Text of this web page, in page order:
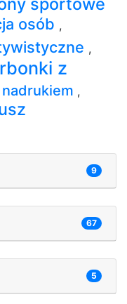
osób ,
,
z
,
9
67
5